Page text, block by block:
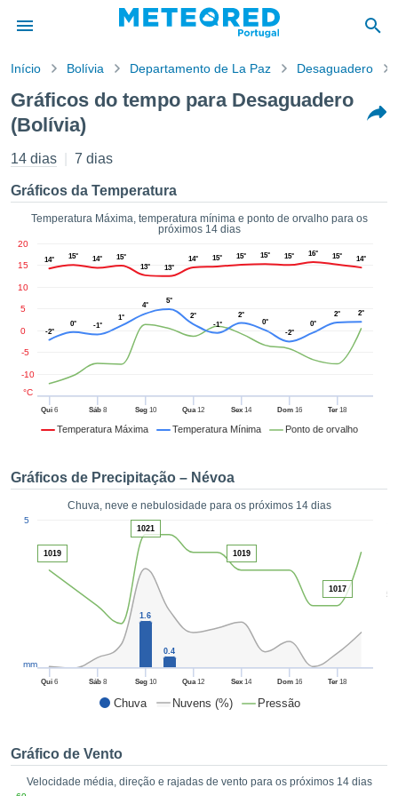
da
por
que as
a este
das
e
forma
digital
ou
permite-
a nossa
fornecer-
todos os
ou
no
como
um perfil
CONTINUAR
CONFIGURAÇÕES
Início Bolívia Departamento de La Paz Desaguadero
Gráficos do tempo para Desaguadero
(Bolívia)
14 dias 7 dias
Gráficos da Temperatura
Temperatura Máxima, temperatura mínima e ponto de orvalho para os
próximos 14 dias
Temperatura Máxima Temperatura Mínima Ponto de orvalho
Qui 6 Sáb8 Seg10 Qua12 Sex 14 Dom16 Ter 18
-10
-5
0
5
10
15
20
°C
14° 15° 14°
15°
13°
13°
14° 15° 15° 15° 15° 16° 15° 14°
-2°
0° -1°
1°
4°
5°
2°
-1°
2°
0°
-2°
0°
2° 2°
Gráficos de Precipitação – Névoa
Chuva, neve e nebulosidade para os próximos 14 dias
Chuva Nuvens (%) Pressão
50
Qui 6 Sáb8 Seg10 Qua12 Sex 14 Dom16 Ter 18
5
mm
1.6
0.4
1019
1021
1019
1017
Gráfico de Vento
Velocidade média, direção e rajadas de vento para os próximos 14 dias